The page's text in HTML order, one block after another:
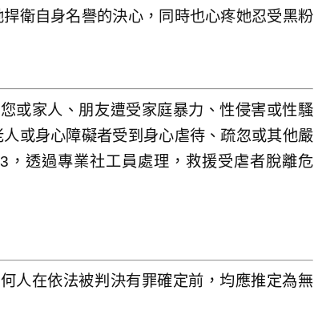
衛自身名譽的決心，同時也心疼她忍受黑粉
或家人、朋友遭受家庭暴力、性侵害或性騷
或身心障礙者受到身心虐待、疏忽或其他嚴
透過專業社工員處理，救援受虐者脫離危
人在依法被判決有罪確定前，均應推定為無